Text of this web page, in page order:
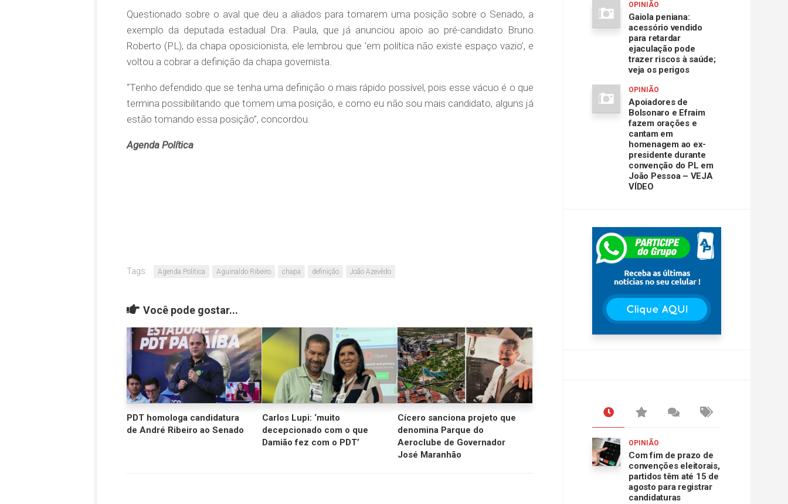
Questionado sobre o aval que deu a aliados para tomarem uma posição sobre o Senado, a
exemplo da deputada estadual Dra. Paula, que já anunciou apoio ao pré-candidato Bruno
Roberto (PL), da chapa oposicionista, ele lembrou que ‘em política não existe espaço vazio’, e
voltou a cobrar a definição da chapa governista.
“Tenho defendido que se tenha uma definição o mais rápido possível, pois esse vácuo é o que
termina possibilitando que tomem uma posição, e como eu não sou mais candidato, alguns já
estão tomando essa posição”, concordou.
Agenda Política
Tags: Agenda Política Aguinaldo Ribeiro chapa definição João Azevêdo
Você pode gostar...
PDT homologa candidatura
de André Ribeiro ao Senado
Carlos Lupi: ‘muito
decepcionado com o que
Damião fez com o PDT’
Cícero sanciona projeto que
denomina Parque do
Aeroclube de Governador
José Maranhão
OPINIÃO
Gaiola peniana:
acessório vendido
para retardar
ejaculação pode
trazer riscos à saúde;
veja os perigos
OPINIÃO
Apoiadores de
Bolsonaro e Efraim
fazem orações e
cantam em
homenagem ao ex-
presidente durante
convenção do PL em
João Pessoa – VEJA
VÍDEO
OPINIÃO
Com fim de prazo de
convenções eleitorais,
partidos têm até 15 de
agosto para registrar
candidaturas